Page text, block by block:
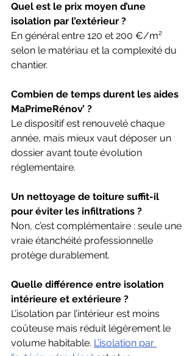
Quel est le prix moyen d’une
isolation par l’extérieur ?
En général entre 120 et 200 €/m²
selon le matériau et la complexité du
chantier.
Combien de temps durent les aides
MaPrimeRénov’ ?
Le dispositif est renouvelé chaque
année, mais mieux vaut déposer un
dossier avant toute évolution
réglementaire.
Un nettoyage de toiture suffit-il
pour éviter les infiltrations ?
Non, c’est complémentaire : seule une
vraie étanchéité professionnelle
protège durablement.
Quelle différence entre isolation
intérieure et extérieure ?
L’isolation par l’intérieur est moins
coûteuse mais réduit légèrement le
volume habitable. L’isolation par